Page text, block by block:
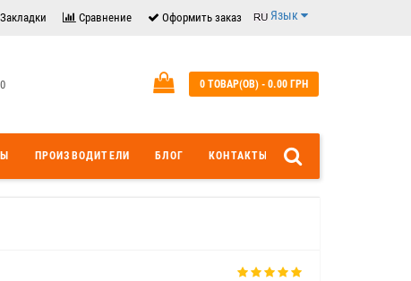
Закладки Сравнение Оформить заказ Язык
0 ТОВАР(ОВ) - 0.00 ГРН
ПРОИЗВОДИТЕЛИ БЛОГ КОНТАКТЫ